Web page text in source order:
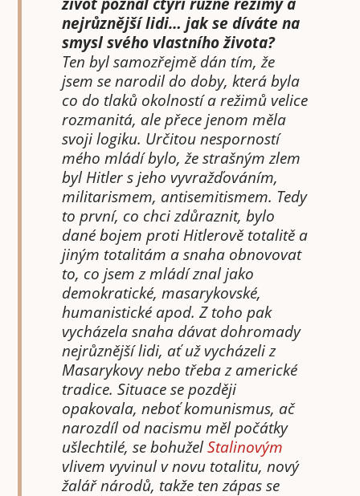
nejrůznější lidi… jak se díváte na
smysl svého vlastního života?
Ten byl samozřejmě dán tím, že
jsem se narodil do doby, která byla
co do tlaků okolností a režimů velice
rozmanitá, ale přece jenom měla
svoji logiku. Určitou nesporností
mého mládí bylo, že strašným zlem
byl Hitler s jeho vyvražďováním,
militarismem, antisemitismem. Tedy
to první, co chci zdůraznit, bylo
dané bojem proti Hitlerově totalitě a
jiným totalitám a snaha obnovovat
to, co jsem z mládí znal jako
demokratické, masarykovské,
humanistické apod. Z toho pak
vycházela snaha dávat dohromady
nejrůznější lidi, ať už vycházeli z
Masarykovy nebo třeba z americké
tradice. Situace se později
opakovala, neboť komunismus, ač
narozdíl od nacismu měl počátky
ušlechtilé, se bohuželStalinovým
vlivem vyvinul v novu totalitu, nový
žalář národů, takže ten zápas se